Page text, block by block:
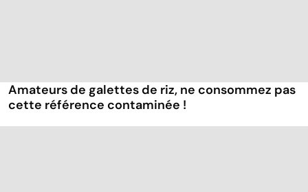
Amateurs de galettes de riz, ne consommez pas
cette référence contaminée !